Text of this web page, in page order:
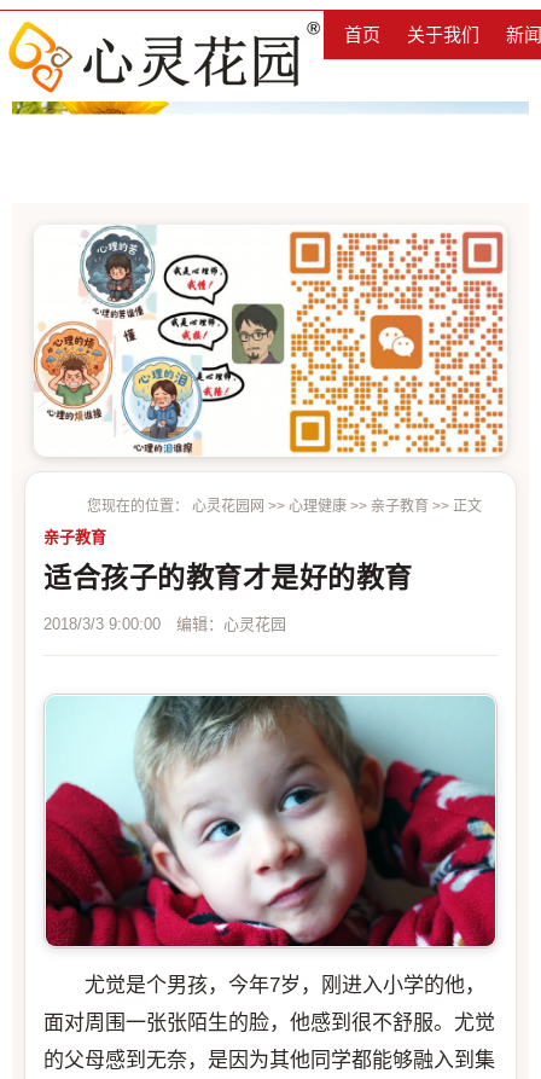
首页 关于我们 新
您现在的位置： 心灵花园网 >> 心理健康 >> 亲子教育 >> 正文
亲子教育
适合孩子的教育才是好的教育
2018/3/3 9:00:00 编辑：心灵花园
尤觉是个男孩，今年7岁，刚进入小学的他，
面对周围一张张陌生的脸，他感到很不舒服。尤觉
的父母感到无奈，是因为其他同学都能够融入到集